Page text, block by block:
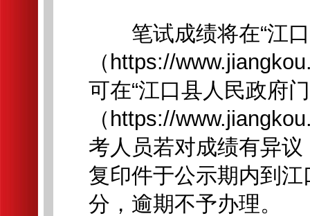
笔试成绩将在“江口
（https://
可在“江口县人民政府
（https://
考人员若对成绩有异
复印件于公示期内到
分，逾期不予办理。